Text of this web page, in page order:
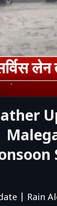
| Rain